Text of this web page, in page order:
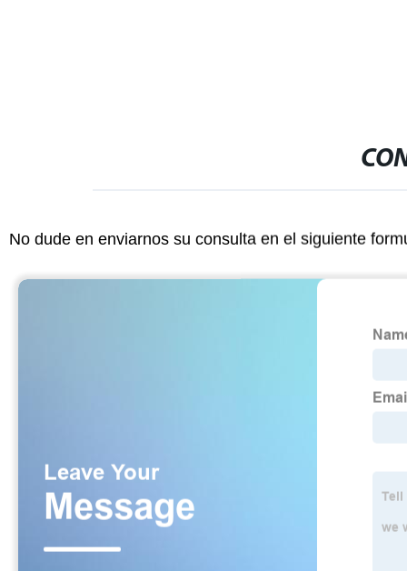
No dude en enviarnos su consulta en el siguiente